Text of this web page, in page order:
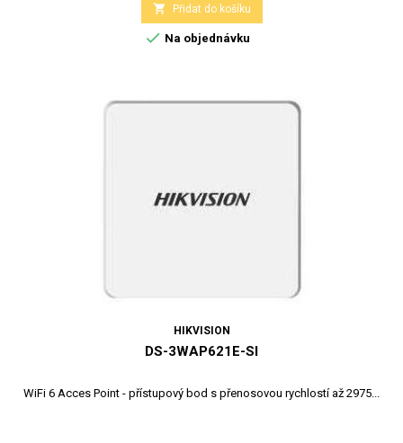
 Přidat do košíku
 Na objednávku
HIKVISION
DS-3WAP621E-SI
WiFi 6 Acces Point - přístupový bod s přenosovou rychlostí až 2975...